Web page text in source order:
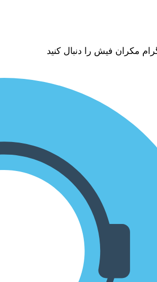
مکران فیش را دنبال کنید